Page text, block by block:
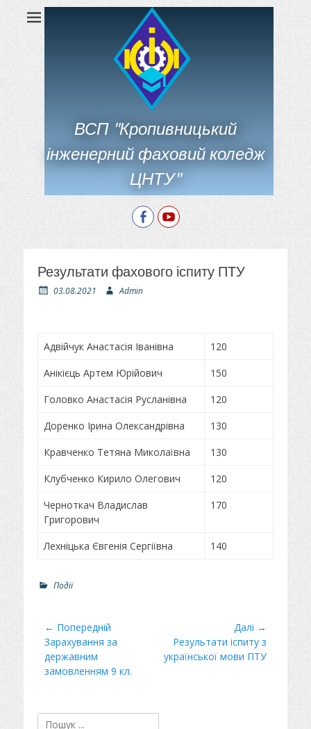
ВСП "Кропивницький
інженерний фаховий коледж
ЦНТУ"
FacebookYouTube
Результати фахового іспиту ПТУ
О
03.08.2021
А
Admin
Адвійчук Анастасія Іванівна
120
Анікієць Артем Юрійович
150
Головко Анастасія Русланівна
120
Доренко Ірина Олександрівна
130
Кравченко Тетяна Миколаївна
130
Клубченко Кирило Олегович
120
Черноткач Владислав
Григорович
170
Лехніцька Євгенія Сергіївна 140
Р
Події
Навігація
записів
← Попередній
Минулий
пост
Зарахування за
державним
замовленням 9 кл.
Далі →
Наступний
пост:
Результати іспиту з
української мови ПТУ
Пошук: